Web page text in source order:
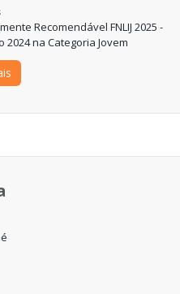
Recomendável FNLIJ 2025 -
2024 na Categoria Jovem